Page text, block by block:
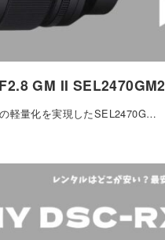
GM II SEL2470GM2
軽量化を実現したSEL2470G…